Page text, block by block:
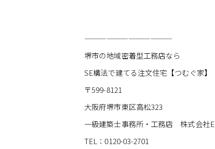
————————————
堺市の地域密着型工務店なら
SE構法で建てる注文住宅【つむぐ家】
〒599-8121
大阪府堺市東区高松323
一級建築士事務所・工務店 株式会社
TEL：0120-03-2701